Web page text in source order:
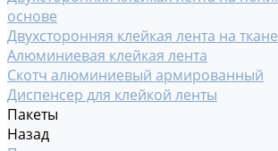
основе
Двухсторонняя клейкая лента на
Алюминиевая клейкая лента
Скотч алюминиевый армированный
Диспенсер для клейкой ленты
Пакеты
Назад